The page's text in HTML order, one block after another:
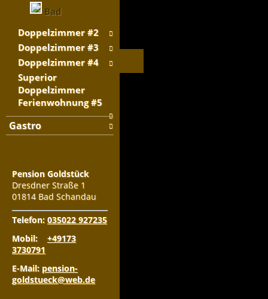
Bad
Doppelzimmer #2
Doppelzimmer #3
Doppelzimmer #4
Superior
Doppelzimmer
Ferienwohnung #5
Gastro
Pension Goldstück​
Dresdner Straße 1
01814 Bad Schandau
Telefon: 035022 927235
Mobil: +49173
3730791
E-Mail: pension-
goldstueck@web.de